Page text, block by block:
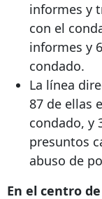
informes y
con el
informes y
condado.
La línea
87 de ellas
condado, y
presuntos
abuso de
En el centro